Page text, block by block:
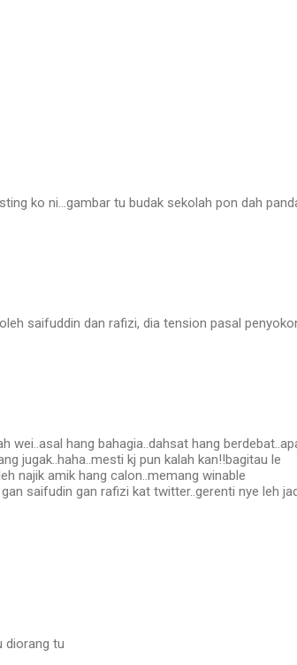
ko ni...gambar tu budak sekolah pon dah
saifuddin dan rafizi, dia tension pasal
wei..asal hang bahagia..dahsat hang
jugak..haha..mesti kj pun kalah kan!!bagitau le
najik amik hang calon..memang winable
saifudin gan rafizi kat twitter..gerenti nye leh
diorang tu